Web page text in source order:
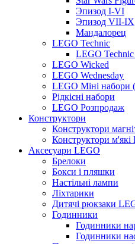
Эпизод I-VI
Эпизод VII-IX
Мандалорец
LEGO Technic
LEGO Technic
LEGO Wicked
LEGO Wednesday
LEGO Міні набори
Рідкісні набори
LEGO Розпродаж
Конструктори
Конструктори
Конструктори м'які
Аксесуари LEGO
Брелоки
Бокси і пляшки
Настільні лампи
Ліхтарики
Дитячі рюкзаки
Годинники
Годинники
Годинники